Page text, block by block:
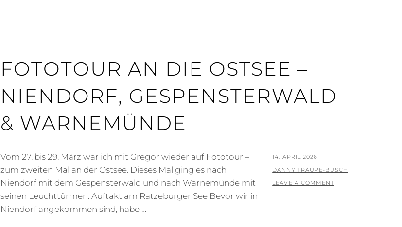
FOTOTOUR AN DIE OSTSEE –
NIENDORF, GESPENSTERWALD
& WARNEMÜNDE
Vom 27. bis 29. März war ich mit Gregor wieder auf Fototour –
zum zweiten Mal an der Ostsee. Dieses Mal ging es nach
Niendorf mit dem Gespensterwald und nach Warnemünde mit
seinen Leuchttürmen. Auftakt am Ratzeburger See Bevor wir in
Niendorf angekommen sind, habe …
POSTED
ON
14. APRIL 2026
BY
DANNY TRAUPE-BUSCH
LEAVE A COMMENT